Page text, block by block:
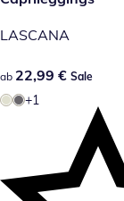
LASCANA
22,99 €
ab 22,99 € Sale
+1